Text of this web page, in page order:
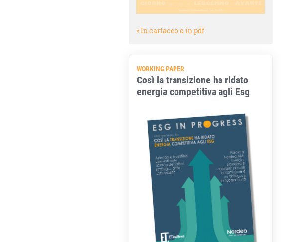
» In cartaceo o in pdf
WORKING PAPER
Così la transizione ha ridato
energia competitiva agli Esg